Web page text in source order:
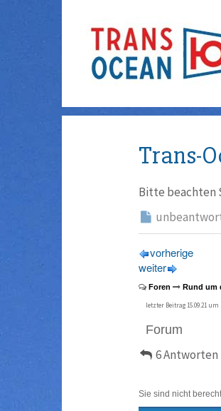
Trans-
Bitte beachten
vorherige
weiter
Foren Rund um
letzter Beitrag 15.09.21 um
Forum
6 Antworten
Sie sind nicht